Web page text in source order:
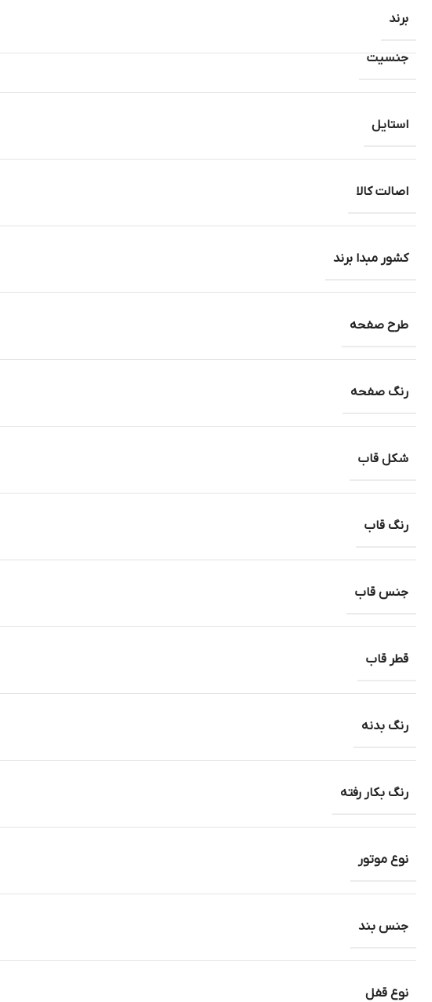
جنسیت
استایل
اصالت کالا
کشور مبدا برند
طرح صفحه
رنگ صفحه
شکل قاب
رنگ قاب
جنس قاب
قطر قاب
رنگ بدنه
رنگ بکار رفته
نوع موتور
جنس بند
نوع قفل
برند